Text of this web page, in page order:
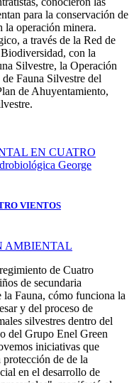
para la conservación de
la operación minera.
a través de la Red de
con la
Silvestre, la Operación
Fauna Silvestre del
de Ahuyentamiento,
VIENTOS
AMBIENTAL
de Cuatro
de secundaria
la Fauna, cómo funciona la
y del proceso de
silvestres dentro del
del Grupo Enel Green
iniciativas que
protección de de la
en el desarrollo de